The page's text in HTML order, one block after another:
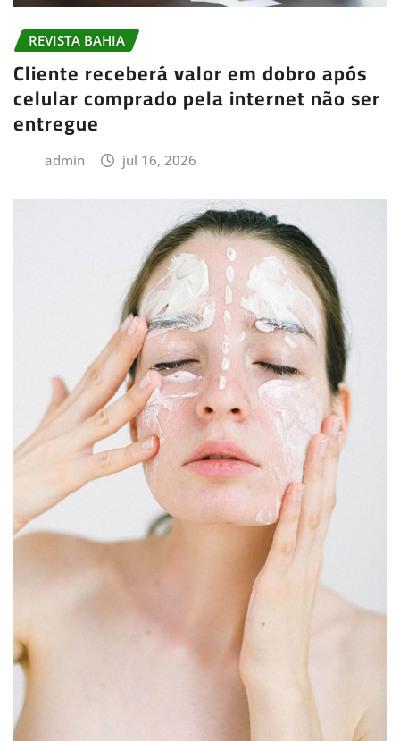
REVISTA BAHIA
Cliente receberá valor em dobro após
celular comprado pela internet não ser
entregue
admin jul 16, 2026